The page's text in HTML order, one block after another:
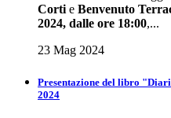
Corti e Benvenuto
2024, dalle ore 18:00,...
23 Mag 2024
Presentazione del libro
2024